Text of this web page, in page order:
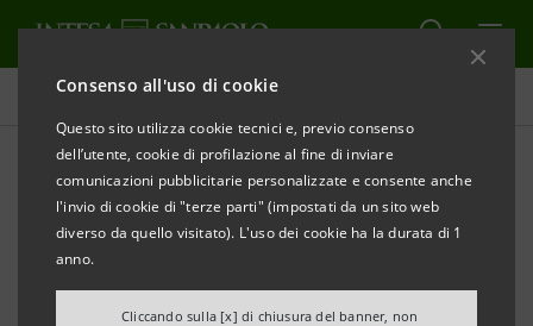
Consenso all'uso di cookie
Questo sito utilizza cookie tecnici e, previo consenso
dell’utente, cookie di profilazione al fine di inviare
comunicazioni pubblicitarie personalizzate e consente anche
l'invio di cookie di "terze parti" (impostati da un sito web
diverso da quello visitato). L'uso dei cookie ha la durata di 1
anno.
Cliccando sulla [x] di chiusura del banner, non
Comunicati stampa
STAMPA
AGGIORNA
NOTA PER LA STAMPA